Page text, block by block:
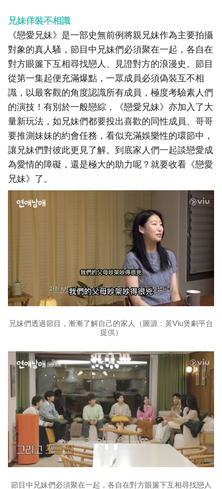
兄妹佯裝不相識
《戀愛兄妹》是一部史無前例將親兄妹作為主要拍攝
對象的真人騷，節目中兄妹們必須聚在一起，各自在
對方眼簾下互相尋找戀人、見證對方的浪漫史。節目
從第一集起便充滿爆點，一眾成員必須偽裝互不相
識，以最客觀的角度認識所有成員，極度考驗素人們
的演技！有別於一般戀綜，《戀愛兄妹》亦加入了大
量新玩法，如兄妹們都要投出喜歡的同性成員、哥哥
要推測妹妹的約會任務，看似充滿娛樂性的環節中，
讓兄妹們對彼此更見了解。到底家人們一起談戀愛成
為愛情的障礙，還是極大的助力呢？就要收看《戀愛
兄妹》了。
兄妹們透過節目，漸漸了解自己的家人（圖源：黃Viu煲劇平台
提供）
節目中兄妹們必須聚在一起，各自在對方眼簾下互相尋找戀人